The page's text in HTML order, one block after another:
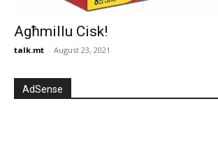
Agħmillu Cisk!
talk.mt - August 23, 2021
AdSense